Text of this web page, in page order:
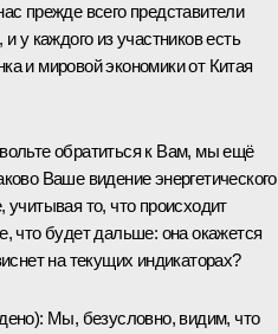
прежде всего представители
у каждого из участников есть
и мировой экономики от Китая
обратиться к Вам, мы ещё
Ваше видение энергетического
то, что происходит
что будет дальше: она окажется
на текущих индикаторах?
: Мы, безусловно, видим, что